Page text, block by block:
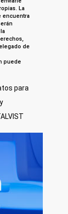
La
encuentra
de
puede
para